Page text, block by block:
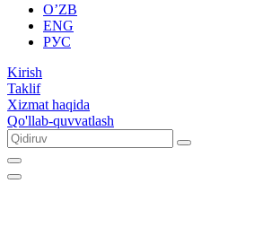
O’ZB
ENG
РУС
Kirish
Taklif
Xizmat haqida
Qo'llab-quvvatlash